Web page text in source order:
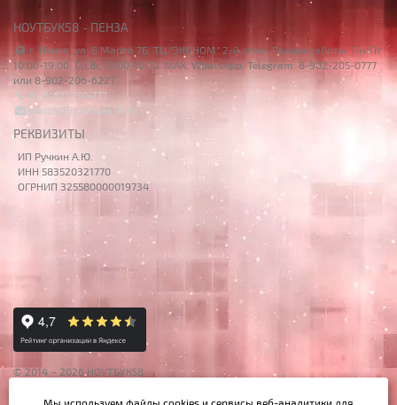
НОУТБУК58 - ПЕНЗА
г. Пенза, ул. 8 Марта 7Б, ТЦ "ЭКОНОМ" 2-й этаж. Режим работы: Пн-Пт
10:00-19:00, Сб,Вс 10:00-15:00. MAX, WhatsApp, Telegram: 8-902-205-0777
или 8-902-206-6227
8 (8412) 750-777
penza@notebook58.ru
РЕКВИЗИТЫ
ИП Ручкин А.Ю.
ИНН 583520321770
ОГРНИП 325580000019734
© 2014 – 2026 НОУТБУК58
Мы используем файлы cookies и сервисы веб-аналитики для